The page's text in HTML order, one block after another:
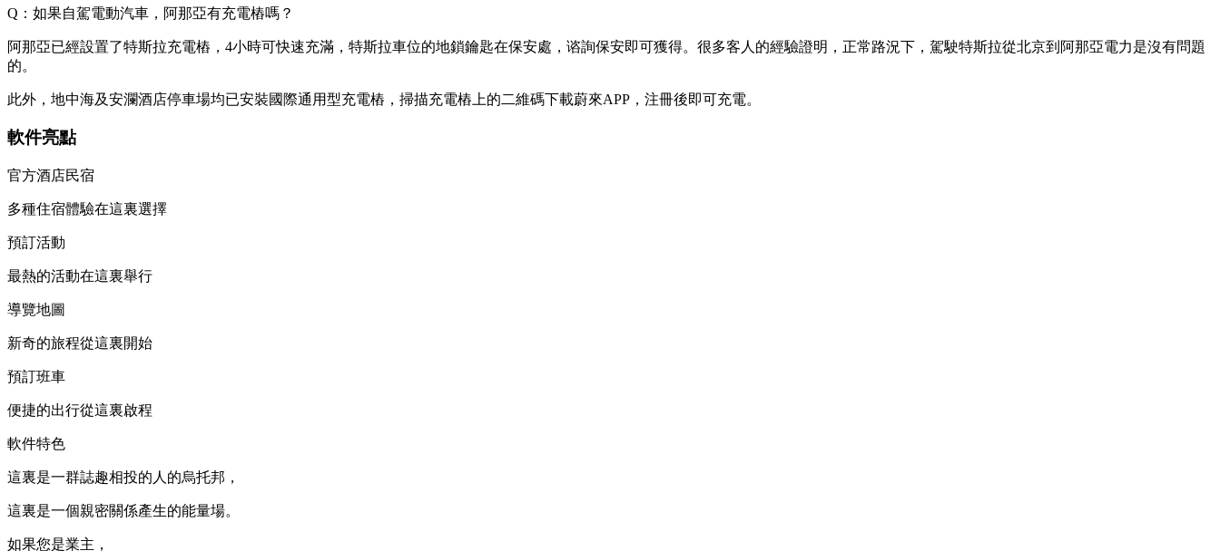
Q：如果自駕電動汽車，阿那亞有充電樁嗎？
阿那亞已經設置了特斯拉充電樁，4小時可快速充滿，特斯拉車位的地鎖鑰匙在保安處，谘詢保安即可獲得。很多客人的經驗證明，正常路況下，駕駛特斯拉從北京到阿那亞電力是沒有問題
的。
此外，地中海及安瀾酒店停車場均已安裝國際通用型充電樁，掃描充電樁上的二維碼下載蔚來APP，注冊後即可充電。
軟件亮點
官方酒店民宿
多種住宿體驗在這裏選擇
預訂活動
最熱的活動在這裏舉行
導覽地圖
新奇的旅程從這裏開始
預訂班車
便捷的出行從這裏啟程
軟件特色
這裏是一群誌趣相投的人的烏托邦，
這裏是一個親密關係產生的能量場。
如果您是業主，